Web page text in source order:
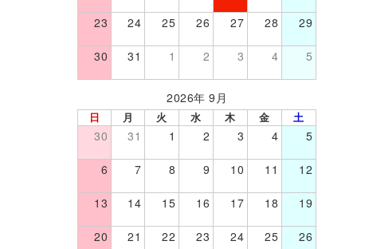
23 24 25 26 27 28 29
30 31 1 2 3 4 5
2026年 9月
日 月 火 水 木 金 土
30 31 1 2 3 4 5
6 7 8 9 10 11 12
13 14 15 16 17 18 19
20 21 22 23 24 25 26